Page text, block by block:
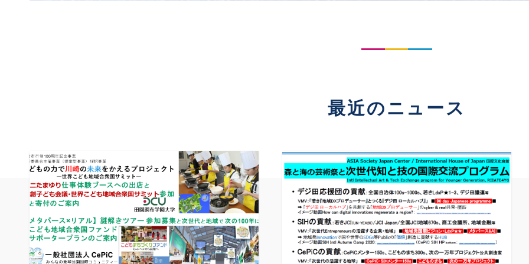
最近のニュース